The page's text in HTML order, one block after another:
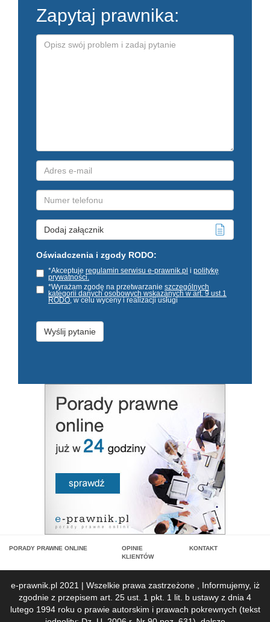
Zapytaj prawnika:
Dodaj załącznik
Oświadczenia i zgody RODO:
*Akceptuje regulamin serwisu e-prawnik.pl i politykę
prywatności.
*Wyrażam zgodę na przetwarzanie szczególnych
kategorii danych osobowych wskazanych w art. 9 ust.1
RODO, w celu wyceny i realizacji usługi
PORADY PRAWNE ONLINE
OPINIE
KLIENTÓW
KONTAKT
e-prawnik.pl 2021 | Wszelkie prawa zastrzeżone , Informujemy, iż
zgodnie z przepisem art. 25 ust. 1 pkt. 1 lit. b ustawy z dnia 4
lutego 1994 roku o prawie autorskim i prawach pokrewnych (tekst